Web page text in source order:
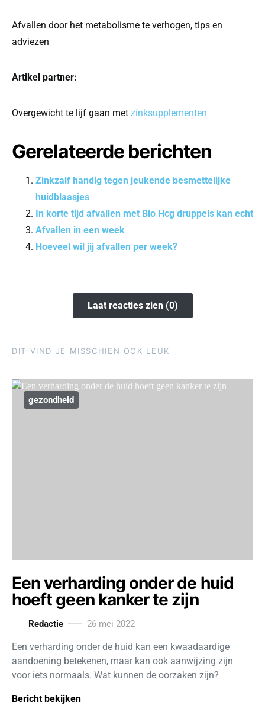
Afvallen door het metabolisme te verhogen, tips en
adviezen
Artikel partner:
Overgewicht te lijf gaan met zinksupplementen
Gerelateerde berichten
Zinkzalf handig tegen jeukende besmettelijke
huidblaasjes
In korte tijd afvallen met Bio Hcg druppels kan echt
Afvallen in een week
Hoeveel wil jij afvallen per week?
Laat reacties zien (0)
DIT VIND JE MISSCHIEN OOK LEUK
gezondheid
Een verharding onder de huid
hoeft geen kanker te zijn
Redactie 26 mei 2022
Een verharding onder de huid kan een kwaadaardige
aandoening betekenen, maar kan ook aanwijzing zijn
voor iets normaals. Wat kunnen de oorzaken zijn?
Bericht bekijken